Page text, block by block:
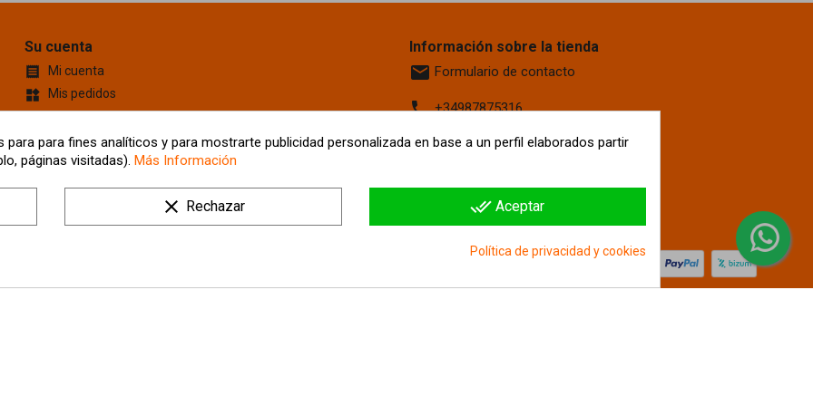
Su cuenta
 Mi cuenta
widgets Mis pedidos
Cupones de descuento
account_box Información personal
location_on Mis Direcciones
Tus ajustes de cookies
Información sobre la tienda
email Formulario de contacto
phone+34987875316
location_on Calle La Fontanilla, 6
para fines analíticos y para mostrarte publicidad personalizada en base a un perfil elaborados partir
páginas visitadas). Más Información
clear Rechazar done_all Aceptar
Política de privacidad y cookies